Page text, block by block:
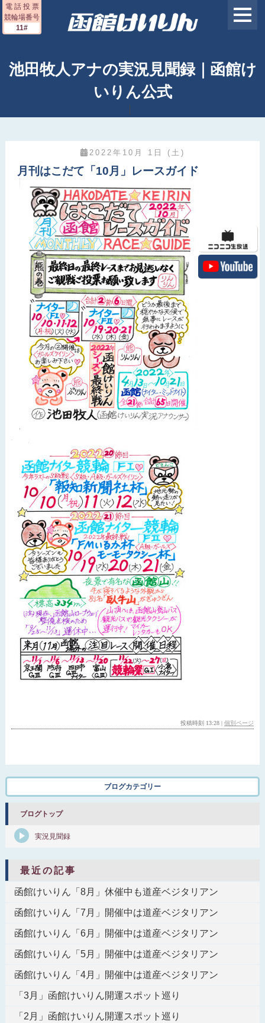
電 話 投 票
競輪場番号
11#
池田牧人アナの実況見聞録｜函館け
いりん公式
2022年10月 1日 (土)
月刊はこだて「10月」レースガイド
投稿時刻 13:28| 個別ページ
ブログカテゴリー
ブログトップ
実況見聞録
最近の記事
函館けいりん「8月」休催中も道産ベジタリアン
函館けいりん「7月」開催中は道産ベジタリアン
函館けいりん「6月」開催中は道産ベジタリアン
函館けいりん「5月」開催中は道産ベジタリアン
函館けいりん「4月」開催中は道産ベジタリアン
「3月」函館けいりん開運スポット巡り
「2月」函館けいりん開運スポット巡り